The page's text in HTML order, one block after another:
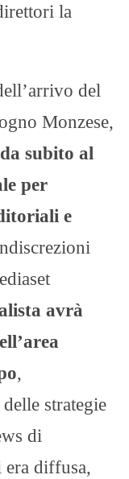
la
del
Monzese,
subito al
per
e
avrà
,
strategie
di
era diffusa,